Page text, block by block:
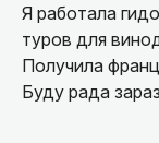
Я работала
туров для
Получила
Буду рада